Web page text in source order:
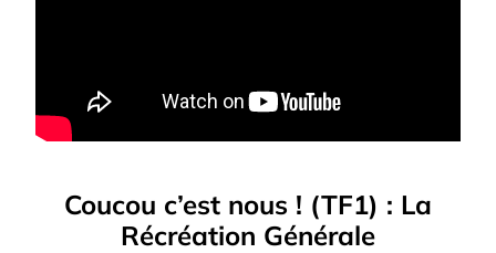
Coucou c’est nous ! (TF1) : La
Récréation Générale